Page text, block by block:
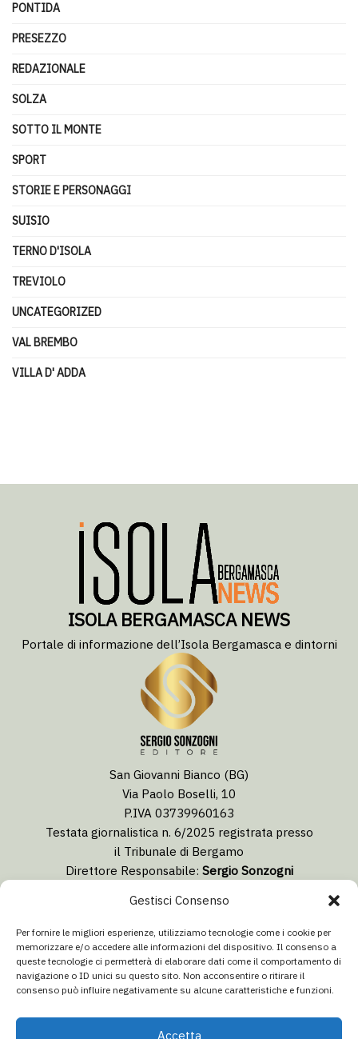
Gestisci Consenso
Per fornire le migliori esperienze, utilizziamo tecnologie come i cookie per
memorizzare e/o accedere alle informazioni del dispositivo. Il consenso a
queste tecnologie ci permetterà di elaborare dati come il comportamento di
navigazione o ID unici su questo sito. Non acconsentire o ritirare il
consenso può influire negativamente su alcune caratteristiche e funzioni.
Accetta
PONTIDA
PRESEZZO
REDAZIONALE
SOLZA
SOTTO IL MONTE
SPORT
STORIE E PERSONAGGI
SUISIO
TERNO D'ISOLA
TREVIOLO
UNCATEGORIZED
VAL BREMBO
VILLA D' ADDA
ISOLA BERGAMASCA NEWS
Portale di informazione dell’Isola Bergamasca e dintorni
San Giovanni Bianco (BG)
Via Paolo Boselli, 10
P.IVA 03739960163
Testata giornalistica n. 6/2025 registrata presso
il Tribunale di Bergamo
Direttore Responsabile: Sergio Sonzogni
redazione@isolabergamascanews.it
info@italiacommunication.com